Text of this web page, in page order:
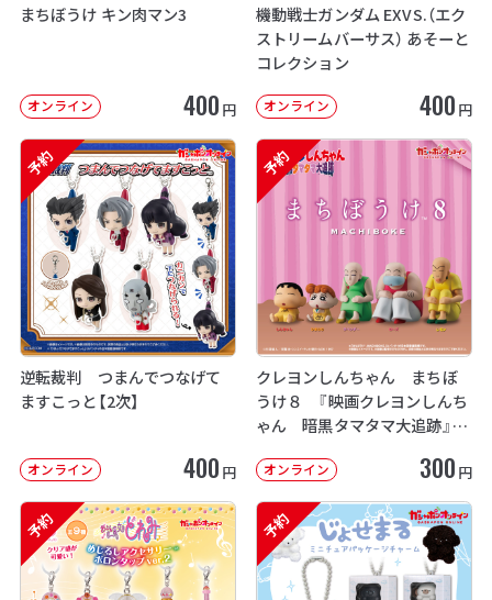
まちぼうけ キン肉マン3
オンライン 400 円
機動戦士ガンダム EXVS.（エク
ストリームバーサス） あそーと
コレクション
オンライン 400 円
予約
逆転裁判 つまんでつなげて
ますこっと【2次】
オンライン 400 円
予約
クレヨンしんちゃん まちぼ
うけ８ 『映画クレヨンしんち
ゃん 暗黒タマタマ大追跡』【2
オンライン 300 円
予約 予約